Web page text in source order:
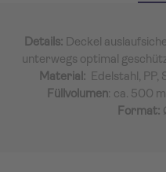
Details: Deckel
unterwegs optimal
Material: Edelstahl, PP,
Füllvolumen: ca. 500
Format: